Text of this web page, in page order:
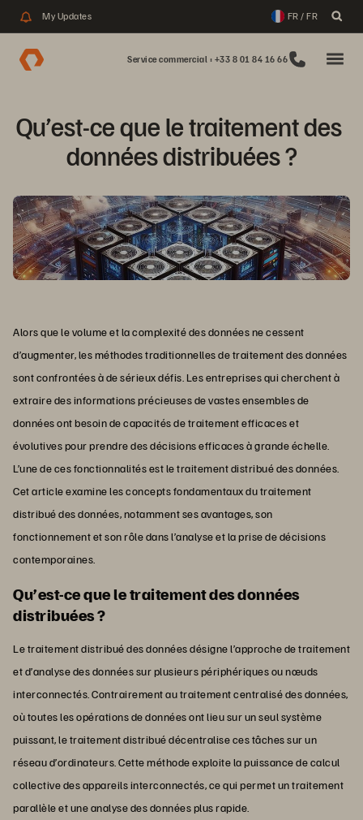
My Updates FR / FR
Service commercial : +33 8 01 84 16 66
Qu’est-ce que le traitement des
données distribuées ?
Alors que le volume et la complexité des données ne cessent
d’augmenter, les méthodes traditionnelles de traitement des données
sont confrontées à de sérieux défis. Les entreprises qui cherchent à
extraire des informations précieuses de vastes ensembles de
données ont besoin de capacités de traitement efficaces et
évolutives pour prendre des décisions efficaces à grande échelle.
L’une de ces fonctionnalités est le traitement distribué des données.
Cet article examine les concepts fondamentaux du traitement
distribué des données, notamment ses avantages, son
fonctionnement et son rôle dans l’analyse et la prise de décisions
contemporaines.
Qu’est-ce que le traitement des données
distribuées ?
Le traitement distribué des données désigne l’approche de traitement
et d’analyse des données sur plusieurs périphériques ou nœuds
interconnectés. Contrairement au traitement centralisé des données,
où toutes les opérations de données ont lieu sur un seul système
puissant, le traitement distribué décentralise ces tâches sur un
réseau d’ordinateurs. Cette méthode exploite la puissance de calcul
collective des appareils interconnectés, ce qui permet un traitement
parallèle et une analyse des données plus rapide.